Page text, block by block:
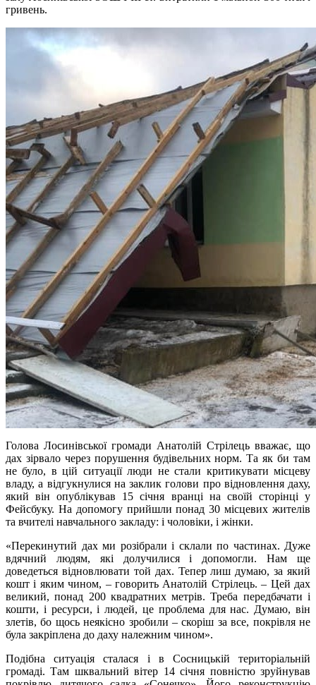
гривень.
Голова Лосинівської громади Анатолій Стрілець вважає, що
дах зірвало через порушення будівельних норм. Та як би там
не було, в цій ситуації люди не стали критикувати місцеву
владу, а відгукнулися на заклик голови про відновлення даху,
який він опублікував 15 січня вранці на своїй сторінці у
Фейсбуку. На допомогу прийшли понад 30 місцевих жителів
та вчителі навчального закладу: і чоловіки, і жінки.
«Перекинутий дах ми розібрали і склали по частинах. Дуже
вдячний людям, які долучилися і допомогли. Нам ще
доведеться відновлювати той дах. Тепер лиш думаю, за який
кошт і яким чином, – говорить Анатолій Стрілець. – Цей дах
великий, понад 200 квадратних метрів. Треба передбачати і
кошти, і ресурси, і людей, це проблема для нас. Думаю, він
злетів, бо щось неякісно зробили – скоріш за все, покрівля не
була закріплена до даху належним чином».
Подібна ситуація сталася і в Сосницькій територіальній
громаді. Там шквальний вітер 14 січня повністю зруйнував